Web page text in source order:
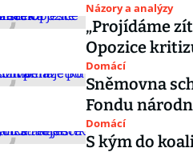
Názory a analýzy
„Projídáme
Opozice
Domácí
Sněmovna
Fondu
Domácí
S kým do